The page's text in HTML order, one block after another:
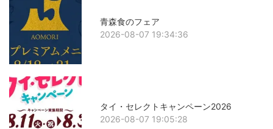
青森食のフェア
2026-08-07 19:34:36
タイ・セレクトキャンペーン2026
2026-08-07 19:05:28